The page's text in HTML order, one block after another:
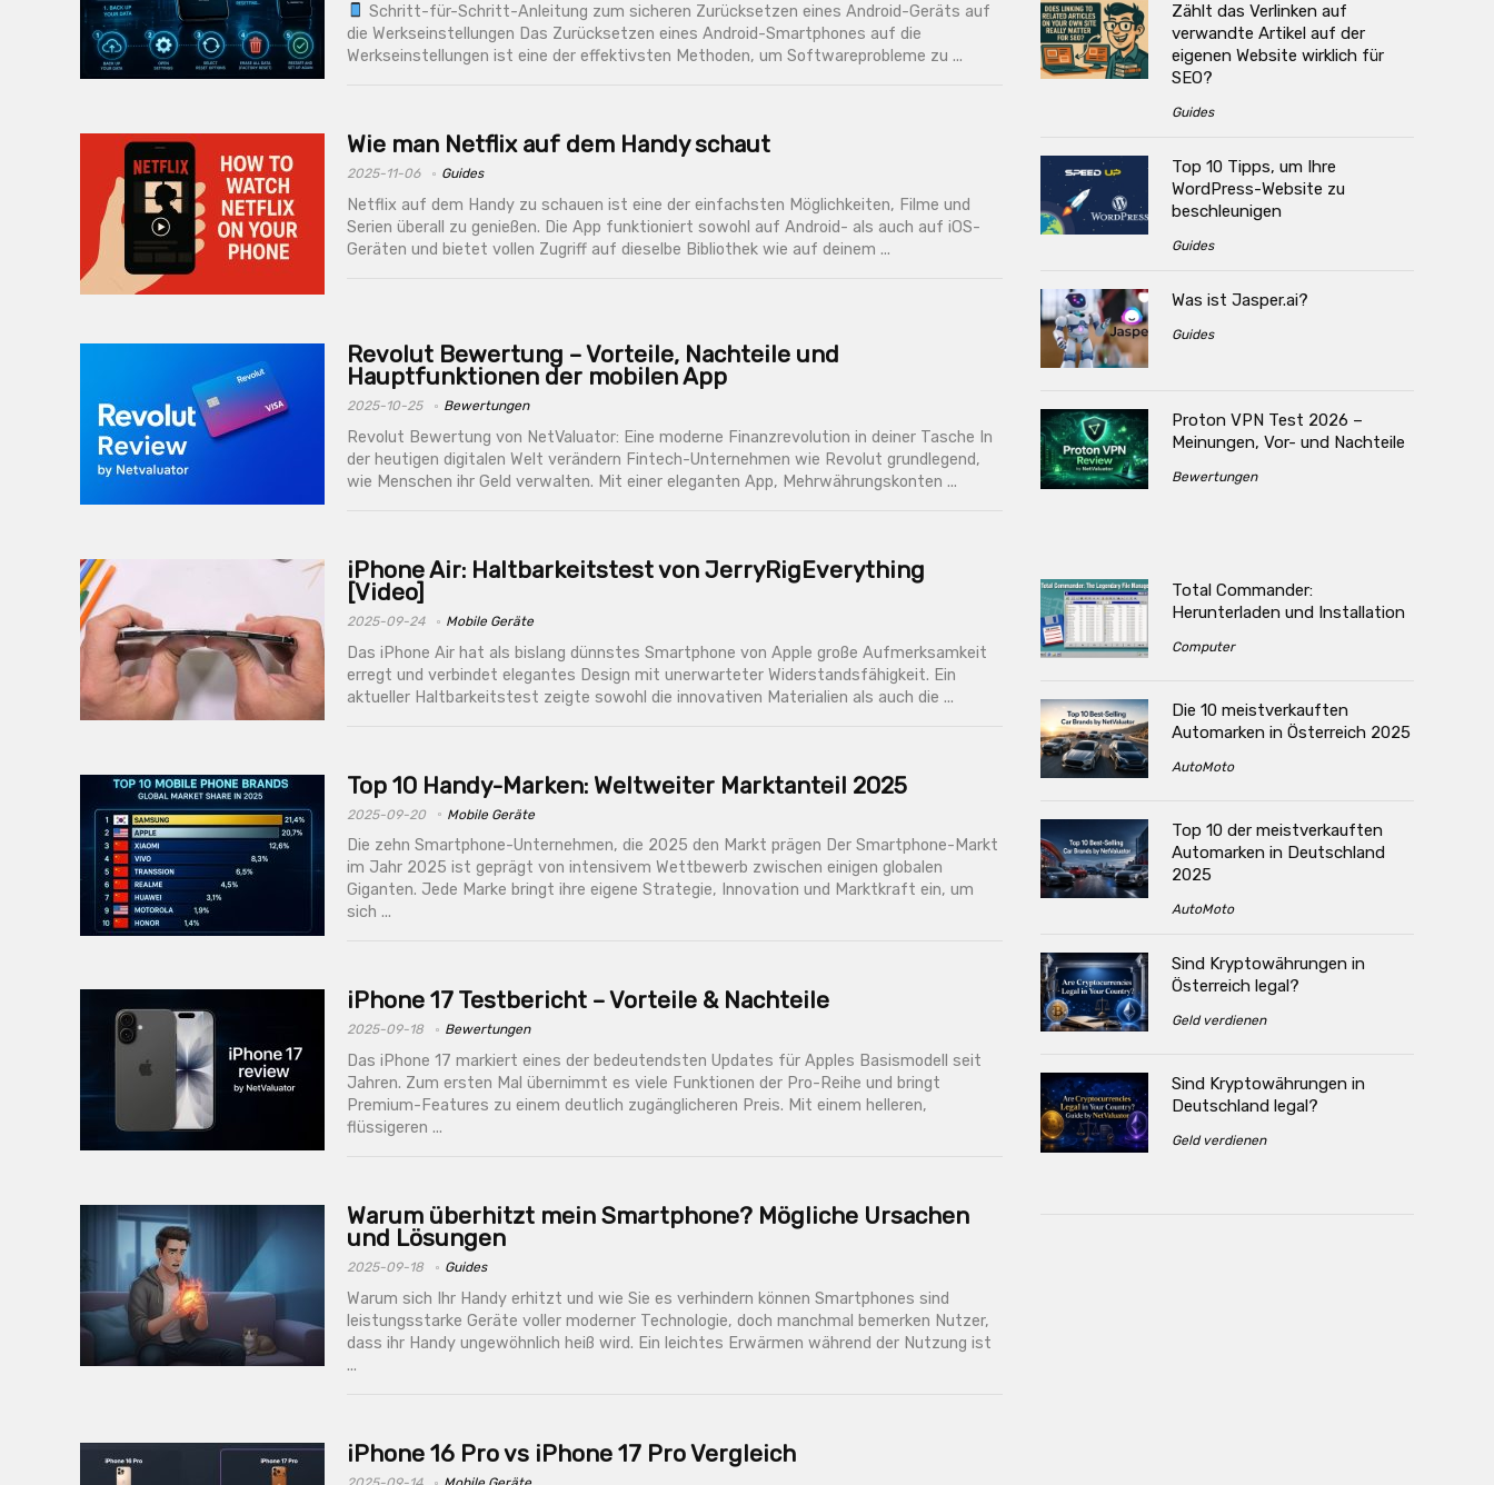
Schritt-für-Schritt-Anleitung zum sicheren Zurücksetzen eines Android-Geräts auf
die Werkseinstellungen Das Zurücksetzen eines Android-Smartphones auf die
Werkseinstellungen ist eine der effektivsten Methoden, um Softwareprobleme zu ...
Wie man Netflix auf dem Handy schaut
2025-11-06 Guides
Netflix auf dem Handy zu schauen ist eine der einfachsten Möglichkeiten, Filme und
Serien überall zu genießen. Die App funktioniert sowohl auf Android- als auch auf iOS-
Geräten und bietet vollen Zugriff auf dieselbe Bibliothek wie auf deinem ...
Revolut Bewertung – Vorteile, Nachteile und
Hauptfunktionen der mobilen App
2025-10-25 Bewertungen
Revolut Bewertung von NetValuator: Eine moderne Finanzrevolution in deiner Tasche In
der heutigen digitalen Welt verändern Fintech-Unternehmen wie Revolut grundlegend,
wie Menschen ihr Geld verwalten. Mit einer eleganten App, Mehrwährungskonten ...
iPhone Air: Haltbarkeitstest von JerryRigEverything
[Video]
2025-09-24 Mobile Geräte
Das iPhone Air hat als bislang dünnstes Smartphone von Apple große Aufmerksamkeit
erregt und verbindet elegantes Design mit unerwarteter Widerstandsfähigkeit. Ein
aktueller Haltbarkeitstest zeigte sowohl die innovativen Materialien als auch die ...
Top 10 Handy-Marken: Weltweiter Marktanteil 2025
2025-09-20 Mobile Geräte
Die zehn Smartphone-Unternehmen, die 2025 den Markt prägen Der Smartphone-Markt
im Jahr 2025 ist geprägt von intensivem Wettbewerb zwischen einigen globalen
Giganten. Jede Marke bringt ihre eigene Strategie, Innovation und Marktkraft ein, um
sich ...
iPhone 17 Testbericht – Vorteile & Nachteile
2025-09-18 Bewertungen
Das iPhone 17 markiert eines der bedeutendsten Updates für Apples Basismodell seit
Jahren. Zum ersten Mal übernimmt es viele Funktionen der Pro-Reihe und bringt
Premium-Features zu einem deutlich zugänglicheren Preis. Mit einem helleren,
flüssigeren ...
Warum überhitzt mein Smartphone? Mögliche Ursachen
und Lösungen
2025-09-18 Guides
Warum sich Ihr Handy erhitzt und wie Sie es verhindern können Smartphones sind
leistungsstarke Geräte voller moderner Technologie, doch manchmal bemerken Nutzer,
dass ihr Handy ungewöhnlich heiß wird. Ein leichtes Erwärmen während der Nutzung ist
...
iPhone 16 Pro vs iPhone 17 Pro Vergleich
Zählt das Verlinken auf
verwandte Artikel auf der
eigenen Website wirklich für
SEO?
Guides
Top 10 Tipps, um Ihre
WordPress-Website zu
beschleunigen
Guides
Was ist Jasper.ai?
Guides
Proton VPN Test 2026 –
Meinungen, Vor- und Nachteile
Bewertungen
Total Commander:
Herunterladen und Installation
Computer
Die 10 meistverkauften
Automarken in Österreich 2025
AutoMoto
Top 10 der meistverkauften
Automarken in Deutschland
2025
AutoMoto
Sind Kryptowährungen in
Österreich legal?
Geld verdienen
Sind Kryptowährungen in
Deutschland legal?
Geld verdienen